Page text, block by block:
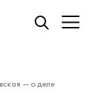
– о деле